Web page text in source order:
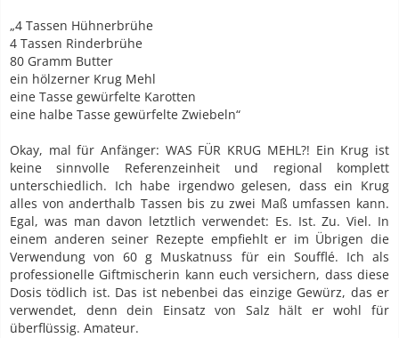
„4 Tassen Hühnerbrühe
4 Tassen Rinderbrühe
80 Gramm Butter
ein hölzerner Krug Mehl
eine Tasse gewürfelte Karotten
eine halbe Tasse gewürfelte Zwiebeln“
Okay, mal für Anfänger: WAS FÜR KRUG MEHL?! Ein Krug ist
keine sinnvolle Referenzeinheit und regional komplett
unterschiedlich. Ich habe irgendwo gelesen, dass ein Krug
alles von anderthalb Tassen bis zu zwei Maß umfassen kann.
Egal, was man davon letztlich verwendet: Es. Ist. Zu. Viel. In
einem anderen seiner Rezepte empfiehlt er im Übrigen die
Verwendung von 60 g Muskatnuss für ein Soufflé. Ich als
professionelle Giftmischerin kann euch versichern, dass diese
Dosis tödlich ist. Das ist nebenbei das einzige Gewürz, das er
verwendet, denn dein Einsatz von Salz hält er wohl für
überflüssig. Amateur.